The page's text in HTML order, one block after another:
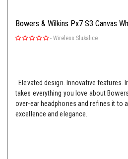
Bowers & Wilkins Px7 S3 Canvas
- Wireless Slušalice
Elevated design. Innovative features.
takes everything you love about
over-ear headphones and refines it to
excellence and elegance.